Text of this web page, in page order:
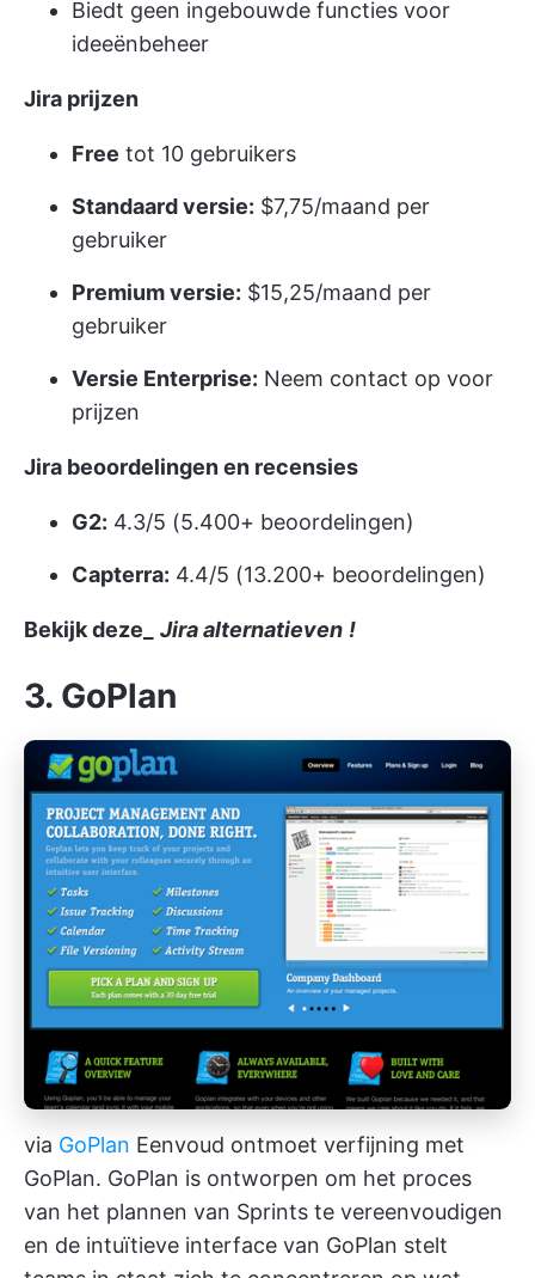
Biedt geen ingebouwde functies voor
ideeënbeheer
Jira prijzen
Free tot 10 gebruikers
Standaard versie: $7,75/maand per
gebruiker
Premium versie: $15,25/maand per
gebruiker
Versie Enterprise: Neem contact op voor
prijzen
Jira beoordelingen en recensies
G2: 4.3/5 (5.400+ beoordelingen)
Capterra: 4.4/5 (13.200+ beoordelingen)
Bekijk deze_ Jira alternatieven !
3. GoPlan
via GoPlan Eenvoud ontmoet verfijning met
GoPlan. GoPlan is ontworpen om het proces
van het plannen van Sprints te vereenvoudigen
en de intuïtieve interface van GoPlan stelt